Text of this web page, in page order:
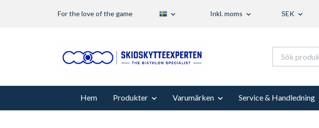
For the love of the game Inkl. moms SEK
Hem Produkter Varumärken Service & Handledning